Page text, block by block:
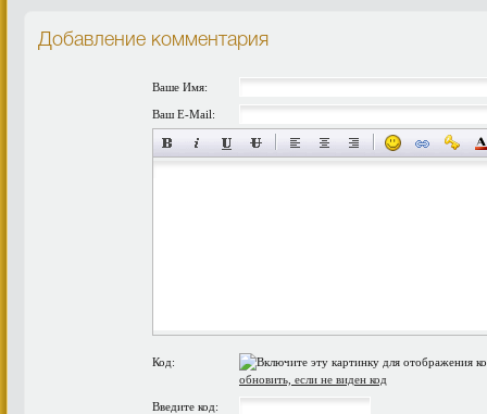
Добавление комментария
Ваше Имя:
Ваш E-Mail:
Код:
обновить, если не виден код
Введите код: